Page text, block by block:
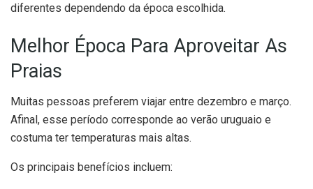
diferentes dependendo da época escolhida.
Melhor Época Para Aproveitar As
Praias
Muitas pessoas preferem viajar entre dezembro e março.
Afinal, esse período corresponde ao verão uruguaio e
costuma ter temperaturas mais altas.
Os principais benefícios incluem: